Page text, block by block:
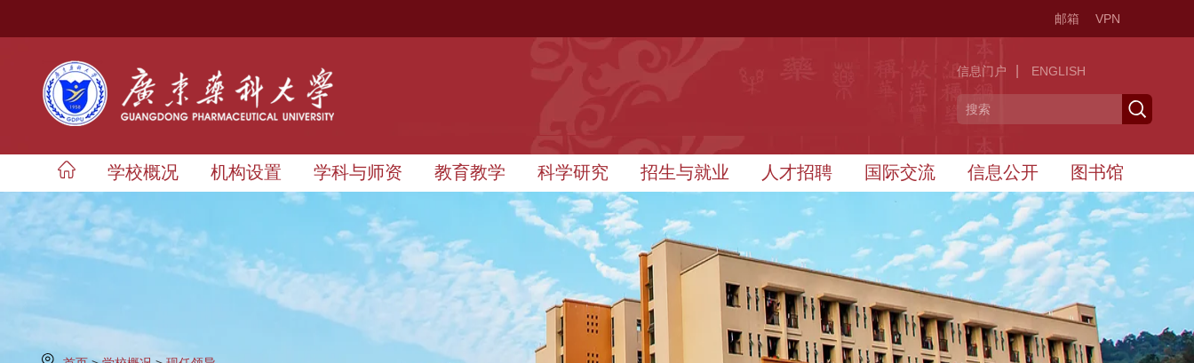
邮箱 VPN
信息门户 ENGLISH
学校概况 机构设置 学科与师资 教育教学 科学研究 招生与就业 人才招聘 国际交流 信息公开 图书馆